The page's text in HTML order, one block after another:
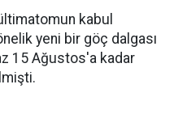
kabul
yeni bir göç dalgası
15 Ağustos'a kadar